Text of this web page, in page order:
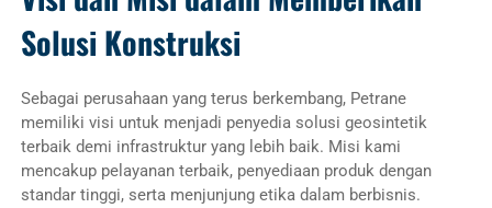
Solusi Konstruksi
Sebagai perusahaan yang terus berkembang, Petrane
memiliki visi untuk menjadi penyedia solusi geosintetik
terbaik demi infrastruktur yang lebih baik. Misi kami
mencakup pelayanan terbaik, penyediaan produk dengan
standar tinggi, serta menjunjung etika dalam berbisnis.